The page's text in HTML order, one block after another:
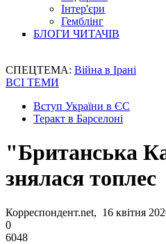
Інтер'єри
Гемблінг
БЛОГИ ЧИТАЧІВ
СПЕЦТЕМА: Війна в Ірані
ВСІ ТЕМИ
Вступ України в ЄС
Теракт в Барселоні
"Британська
знялася топлес
Корреспондент.net, 16 квітня
0
6048